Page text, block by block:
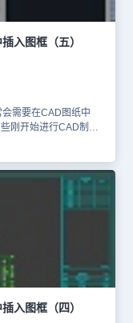
双击预先入库的用户
像框。 选择表格：表
加入图纸目录列表的
中打算排除的文件，
，由用户在图上插入
>: 在图上适当位置
的一个专业图纸有
布图，用户可以使
能：1.别墅工程；2.
dwg 文件，学习本
制图初学入门教程就
考本篇教程来管理自
门教程可访问浩辰
入图框（五）
需要在CAD图纸中
刚开始进行CAD制图
框的的操作步骤：
菜单位置，并依次点
纸空间插入图框的
，图框的插入基点则
请点取插入位置[原
插入图框，键入 Z 默
上CAD制图初学入门
浩辰CAD建筑软件
使用浩辰CAD建筑软
入图框（四）